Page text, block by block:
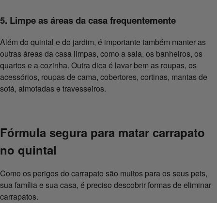
5. Limpe as áreas da casa frequentemente
Além do quintal e do jardim, é importante também manter as
outras áreas da casa limpas, como a sala, os banheiros, os
quartos e a cozinha. Outra dica é lavar bem as roupas, os
acessórios, roupas de cama, cobertores, cortinas, mantas de
sofá, almofadas e travesseiros.
Fórmula segura para matar carrapato
no quintal
Como os perigos do carrapato são muitos para os seus pets,
sua família e sua casa, é preciso descobrir formas de eliminar
carrapatos.